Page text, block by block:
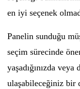
en iyi seçenek
Panelin sunduğu
seçim sürecinde
yaşadığınızda
ulaşabileceğiniz bir